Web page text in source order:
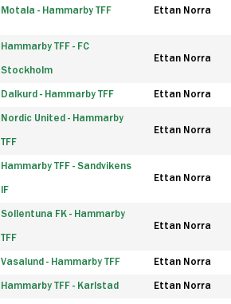
Motala - Hammarby TFF Ettan Norra
Hammarby TFF - FC
Stockholm
Ettan Norra
Dalkurd - Hammarby TFF Ettan Norra
Nordic United - Hammarby
TFF
Ettan Norra
Hammarby TFF - Sandvikens
IF
Ettan Norra
Sollentuna FK - Hammarby
TFF
Ettan Norra
Vasalund - Hammarby TFF Ettan Norra
Hammarby TFF - Karlstad Ettan Norra